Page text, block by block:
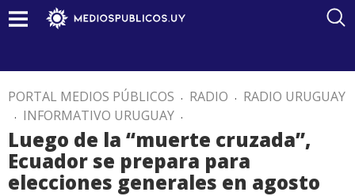
PORTAL MEDIOS PÚBLICOS . RADIO . RADIO URUGUAY
. INFORMATIVO URUGUAY .
Luego de la “muerte cruzada”,
Ecuador se prepara para
elecciones generales en agosto